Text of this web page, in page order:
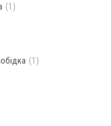
(1)
(1)